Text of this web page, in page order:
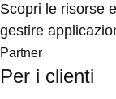
Scopri le risorse
gestire
Partner
Per i clienti